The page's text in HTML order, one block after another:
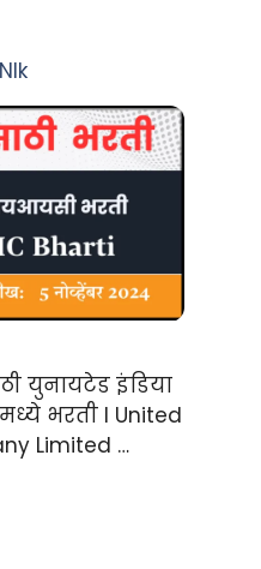
युनायटेड इंडिया
भरती I United
Limited …